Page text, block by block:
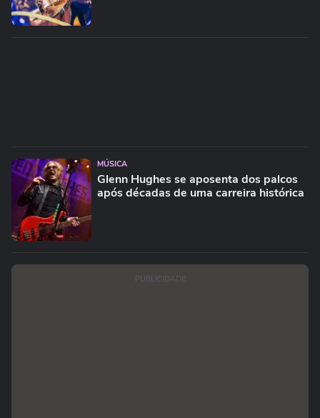
MÚSICA
Glenn Hughes se aposenta dos palcos
após décadas de uma carreira histórica
PUBLICIDADE